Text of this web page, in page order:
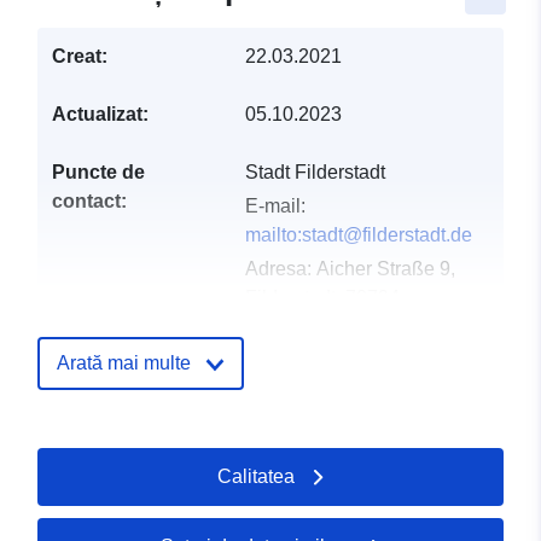
Creat: 22.03.2021
Actualizat: 05.10.2023
Puncte de
contact:
Stadt Filderstadt
E-mail:
mailto:stadt@filderstadt.de
Adresa: Aicher Straße 9,
Registru catalog: Adăugat la data.europa.eu: 21
2026
Informații actualizate la data
Arată mai multe
Calitatea